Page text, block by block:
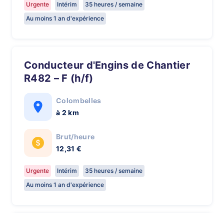
Urgente Intérim
35 heures / semaine
Au moins 1 an d'expérience
Conducteur d'Engins de Chantier
R482 – F (h/f)
Colombelles
à 2 km
Brut/heure
12,31 €
Urgente Intérim
35 heures / semaine
Au moins 1 an d'expérience